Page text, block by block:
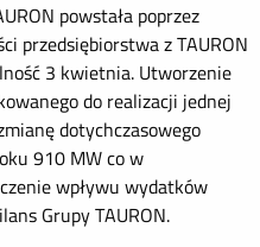
powstała poprzez
przedsiębiorstwa z TAURON
3 kwietnia. Utworzenie
do realizacji jednej
dotychczasowego
910 MW co w
wpływu wydatków
Grupy TAURON.